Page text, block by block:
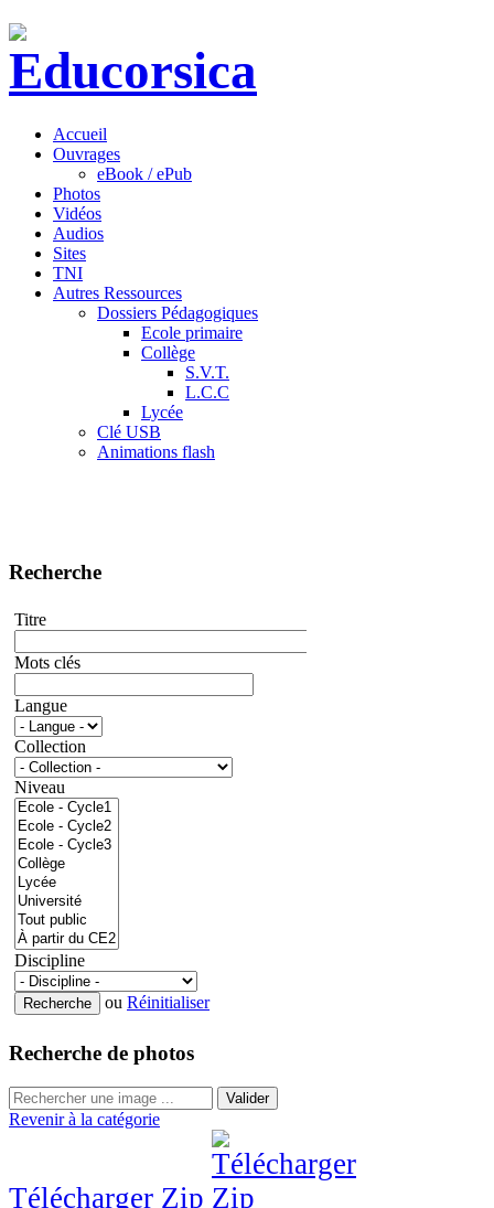
Accueil
Ouvrages
eBook / ePub
Photos
Vidéos
Audios
Sites
TNI
Autres Ressources
Dossiers Pédagogiques
Ecole primaire
Collège
S.V.T.
L.C.C
Lycée
Clé USB
Animations flash
Recherche
Titre
Mots clés
Langue
Collection
Niveau
Discipline
ou Réinitialiser
Recherche de photos
Valider
Revenir à la catégorie
Télécharger Zip